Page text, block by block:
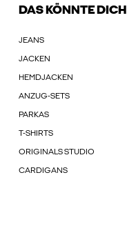
DAS KÖNNTE
JEANS
JACKEN
HEMDJACKEN
ANZUG-SETS
PARKAS
T-SHIRTS
ORIGINALS STUDIO
CARDIGANS